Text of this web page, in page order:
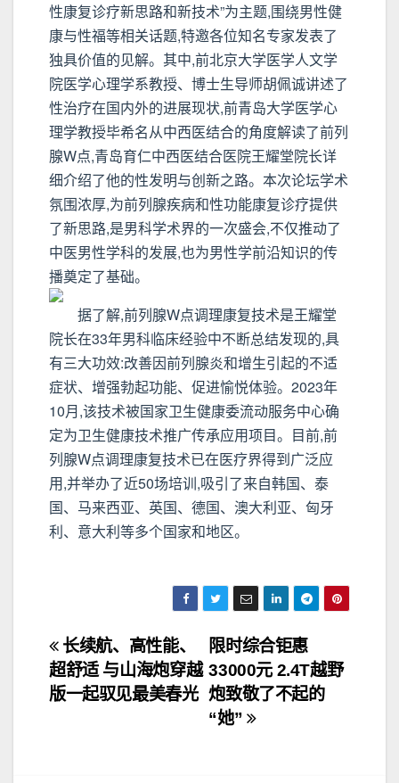
性康复诊疗新思路和新技术”为主题,围绕男性健
康与性福等相关话题,特邀各位知名专家发表了
独具价值的见解。其中,前北京大学医学人文学
院医学心理学系教授、博士生导师胡佩诚讲述了
性治疗在国内外的进展现状,前青岛大学医学心
理学教授毕希名从中西医结合的角度解读了前列
腺W点,青岛育仁中西医结合医院王耀堂院长详
细介绍了他的性发明与创新之路。本次论坛学术
氛围浓厚,为前列腺疾病和性功能康复诊疗提供
了新思路,是男科学术界的一次盛会,不仅推动了
中医男性学科的发展,也为男性学前沿知识的传
播奠定了基础。
据了解,前列腺W点调理康复技术是王耀堂
院长在33年男科临床经验中不断总结发现的,具
有三大功效:改善因前列腺炎和增生引起的不适
症状、增强勃起功能、促进愉悦体验。2023年
10月,该技术被国家卫生健康委流动服务中心确
定为卫生健康技术推广传承应用项目。目前,前
列腺W点调理康复技术已在医疗界得到广泛应
用,并举办了近50场培训,吸引了来自韩国、泰
国、马来西亚、英国、德国、澳大利亚、匈牙
利、意大利等多个国家和地区。
文
章
限时综合钜惠
33000元 2.4T越野
炮致敬了不起的
“她”
长续航、高性能、
超舒适 与山海炮穿越
版一起驭见最美春光